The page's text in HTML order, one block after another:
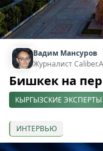
Вадим Мансуров
Журналист
Бишкек на
КЫРГЫЗСКИЕ ЭКСПЕРТЫ
ИНТЕРВЬЮ